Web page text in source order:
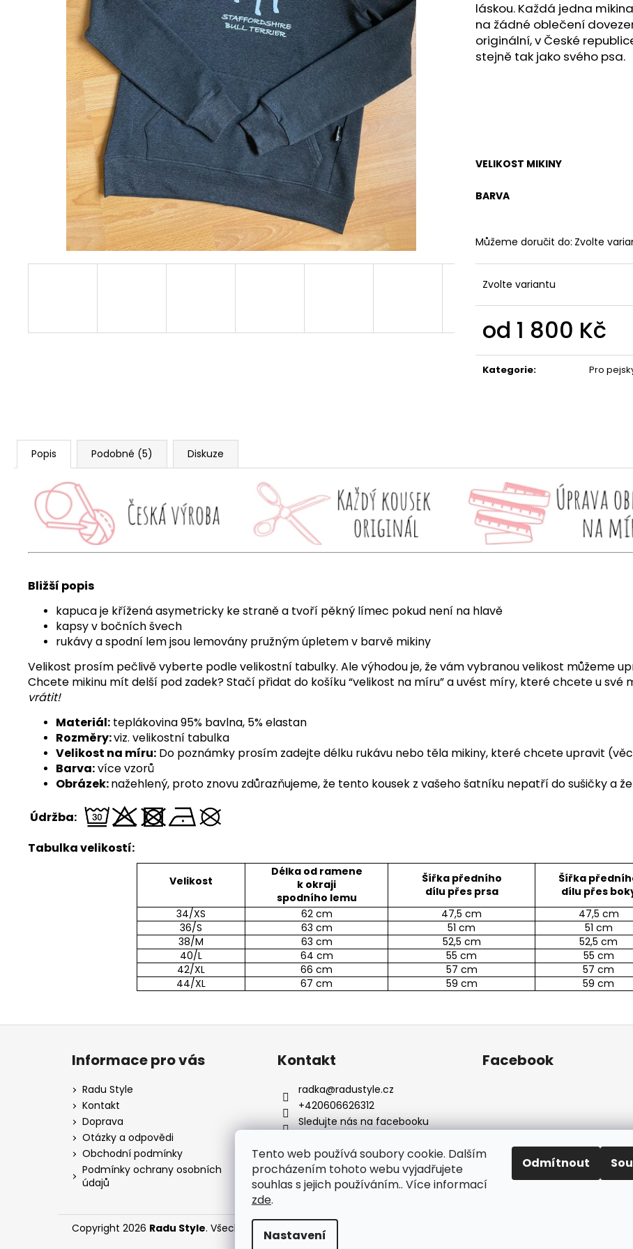
Tento web používá soubory cookie. Dalším
procházením tohoto webu vyjadřujete
souhlas s jejich používáním.. Více informací
zde.
Nastavení
Odmítnout
láskou. Každá jedna
na žádné oblečení
originální, v České
stejně tak jako svého psa.
VELIKOST MIKINY
BARVA
Můžeme doručit do: Zvolte
Zvolte variantu
od 1 800 Kč
cena:
Kategorie: Pro
Popis Podobné (5) Diskuze
Bližší popis
kapuca je křížená asymetricky ke straně a tvoří pěkný límec pokud není na hlavě
kapsy v bočních švech
rukávy a spodní lem jsou lemovány pružným úpletem v barvě mikiny
Velikost prosím pečlivě vyberte podle velikostní tabulky. Ale výhodou je, že vám vybranou velikost můžeme
Chcete mikinu mít delší pod zadek? Stačí přidat do košíku “velikost na míru” a uvést míry, které chcete u své
vrátit!
Materiál: teplákovina 95% bavlna, 5% elastan
Rozměry:viz. velikostní tabulka
Velikost na míru: Do poznámky prosím zadejte délku rukávu nebo těla mikiny, které chcete upravit
Barva:více vzorů
Obrázek:nažehlený, proto znovu zdůrazňujeme, že tento kousek z vašeho šatníku nepatří do sušičky a
Údržba:
Tabulka velikostí:
Velikost
Délka od ramene
k okraji
spodního lemu
Šířka předního
dílu přes prsa
Šířka
dílu přes
34/XS
62 cm 47,5 cm 47,5 cm
36/S
63 cm 51 cm 51 cm
38/M
63 cm 52,5 cm 52,5 cm
40/L
64 cm 55 cm 55 cm
42/XL
66 cm 57 cm 57 cm
44/XL
67 cm 59 cm 59 cm
1 590 Kč
490 Kč
3 500 Kč
Informace pro vás
Radu Style
Kontakt
Doprava
Otázky a odpovědi
Obchodní podmínky
Podmínky ochrany osobních
údajů
Kontakt
radka@radustyle.cz
+420606626312
Sledujte nás na facebooku
Facebook
Copyright 2026 Radu Style. Všechna práva vyhrazena.